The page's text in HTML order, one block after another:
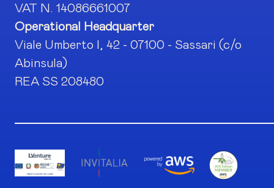
VAT N. 14086661007
Operational Headquarter
Viale Umberto I, 42 - 07100 - Sassari (c/o
Abinsula)
REA SS 208480